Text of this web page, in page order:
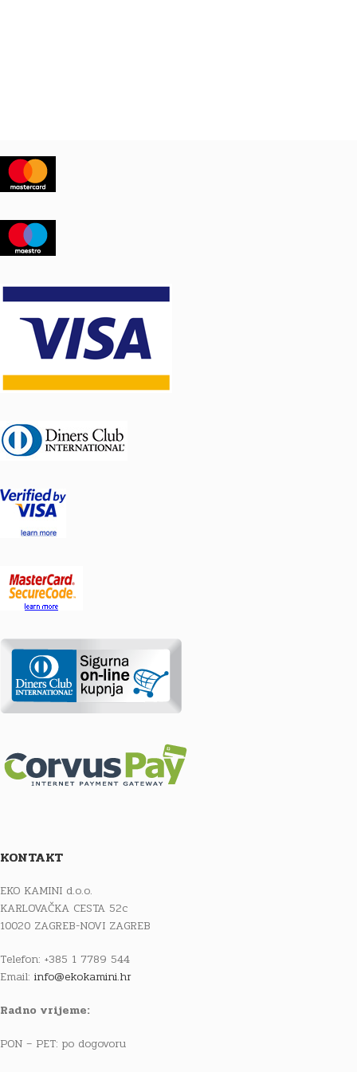
KONTAKT
EKO KAMINI d.o.o.
KARLOVAČKA CESTA 52c
10020 ZAGREB-NOVI ZAGREB
Telefon: +385 1 7789 544
Email: info@ekokamini.hr
Radno vrijeme:
PON – PET: po dogovoru